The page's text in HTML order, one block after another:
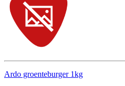
Ardo groenteburger 1kg